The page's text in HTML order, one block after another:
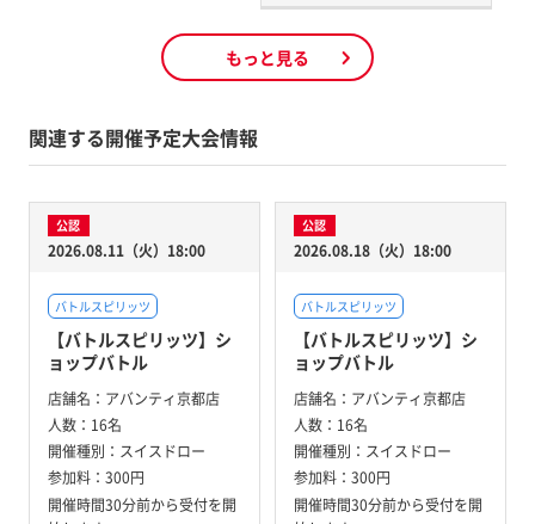
もっと見る
関連する開催予定大会情報
公認
2026.08.11（火）18:00
バトルスピリッツ
【バトルスピリッツ】シ
ョップバトル
店舗名： アバンティ京都店
人数： 16名
開催種別： スイスドロー
参加料： 300円
開催時間30分前から受付を開
公認
2026.08.18（火）18:00
バトルスピリッツ
【バトルスピリッツ】シ
ョップバトル
店舗名： アバンティ京都店
人数： 16名
開催種別： スイスドロー
参加料： 300円
開催時間30分前から受付を開